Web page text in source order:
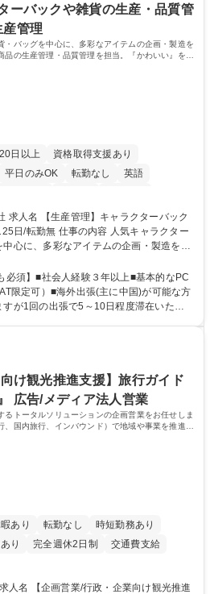
他部署（営業部門、コーポレート部門）
。 学歴・資格 学歴：大学
取引士
ーバックや雑貨の生産・品質管
管理
・バッグを中心に、多彩なアイテムの企画・製造を
の生産管理・品質管理を担当。『かわいい』を届
日以上
資格取得支援あり
平日のみOK 転勤なし
英語
駅近5分以内 中国語 土日祝休み
人気キャラクター
心に、多彩なアイテムの企画・製造を手
商品の生産管理・品質管理を担当。『か
す。 有名ブランドやキャラ
の企画・開発・販売を行っています。企
に関わる全てのプロセスにおいて、生産
類の管理、国内倉庫での品質チェック、
日/転勤無
必須】■社会人経験３年以上■基本的なPC
限定可）■海外出張(主に中国)が可能な方
が1回の出張で5～10日程度滞在いただ
る方』 ・工場やライセンス元を含む社内
ョンが取れる方 ※折衝は営業担当がメイ
け観光推進支援】旅行ガイド
広告/メディア法人営業
るトータルソリューションの企画営業をお任せしま
国内旅行、インバウンド）で地域や事業を推進し
あり 転勤なし
時短勤務あり
り 完全週休2日制
交通費支給